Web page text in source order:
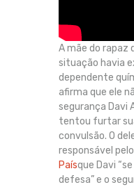
A mãe do rapaz
situação havia
dependente
afirma que ele
segurança Davi
tentou furtar
convulsão. O
responsável
Paísque Davi
defesa” e o